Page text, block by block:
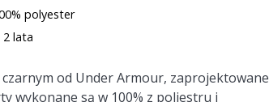
polyester
2 lata
od Under Armour, zaprojektowane
wykonane są w 100% z poliestru i